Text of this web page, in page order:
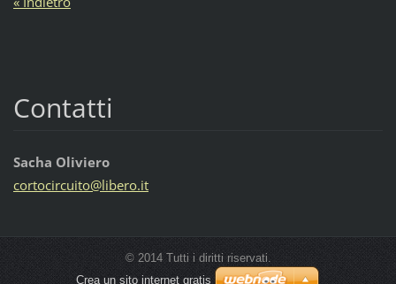
Contatti
Sacha Oliviero
cortocircuito@libero.it
© 2014 Tutti i diritti riservati.
Crea un sito internet gratis